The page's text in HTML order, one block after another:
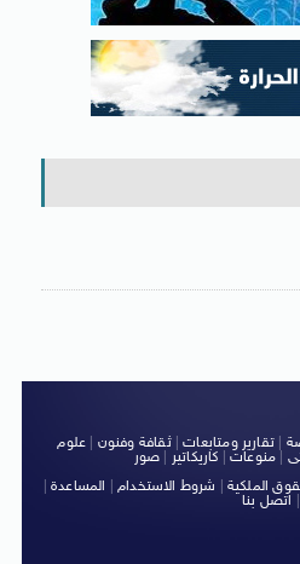
|تقارير ومتابعات|ثقافة وفنون
علوم
منوعات كاريكاتير صور
الملكية شروط الاستخدام| المساعدة|
اتصل بنا